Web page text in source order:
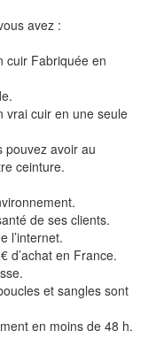
avez :
cuir Fabriquée en
vrai cuir en une seule
pouvez avoir au
ceinture.
de ses clients.
l’internet.
d’achat en France.
et sangles sont
en moins de 48 h.